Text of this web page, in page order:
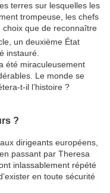
terres sur lesquelles les
trompeuse, les chefs
choix que de reconnaître
un deuxième État
instauré.
été miraculeusement
Le monde se
t-il l’histoire ?
?
dirigeants européens,
passant par Theresa
inlassablement répété
en toute sécurité